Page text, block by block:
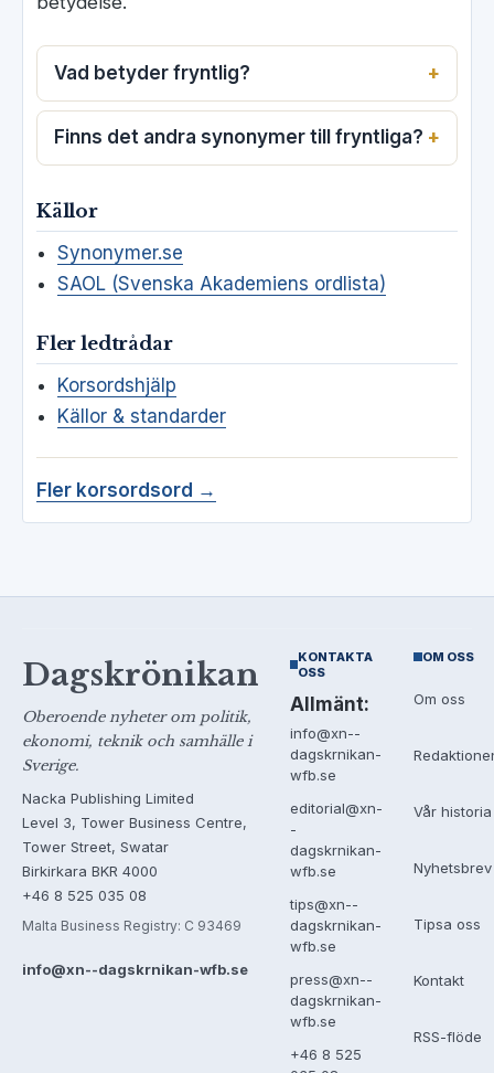
Vad betyder fryntlig?
Finns det andra synonymer till fryntliga?
Källor
Synonymer.se
SAOL (Svenska Akademiens ordlista)
Fler ledtrådar
Korsordshjälp
Källor & standarder
Fler korsordsord →
Dagskrönikan
Oberoende nyheter om politik,
ekonomi, teknik och samhälle i
Sverige.
Nacka Publishing Limited
Level 3, Tower Business Centre,
Tower Street, Swatar
Birkirkara BKR 4000
+46 8 525 035 08
Malta Business Registry: C 93469
info@xn--dagskrnikan-wfb.se
KONTAKTA
OSS
Allmänt:
info@xn--
dagskrnikan-
wfb.se
editorial@xn-
-
dagskrnikan-
wfb.se
tips@xn--
dagskrnikan-
wfb.se
press@xn--
dagskrnikan-
wfb.se
+46 8 525
OM OSS
Om oss
Vår historia
Nyhetsbrev
Tipsa oss
Kontakt
RSS-flöde